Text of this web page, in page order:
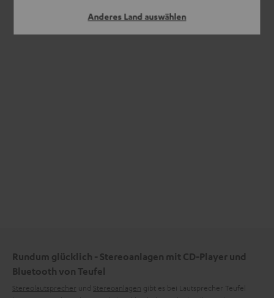
Anderes Land auswählen
Rundum glücklich - Stereoanlagen mit CD-Player und
Bluetooth von Teufel
Stereolautsprecher und Stereoanlagen gibt es bei Lautsprecher Teufel